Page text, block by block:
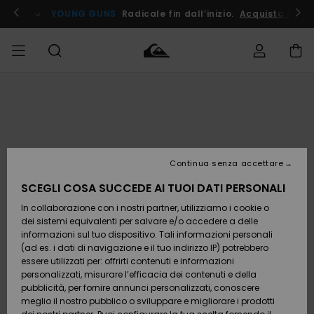
informazioni
prodotto
! YOUNG GUNS Radicale fin dall’inizio. Acquista Ora
Accessori
Calzature
e
infradito
Surf /
Acqua
Accessori
Calzature
e
infradito
Surf /
Acqua
Nuovi
Da
Scoprire
Snow
SURF
Highlights
Comunità
SNOW
Shop
Snow
Shop
Donna
OUTLET
Outlet
Donna
Pagamento
Buono regalo
Quiksilver
Freedom
SCEGLI COSA SUCCEDE AI TUOI DATI PERSONALI
In collaborazione con i nostri partner, utilizziamo i cookie o
dei sistemi equivalenti per salvare e/o accedere a delle
informazioni sul tuo dispositivo. Tali informazioni personali
(ad es. i dati di navigazione e il tuo indirizzo IP) potrebbero
essere utilizzati per: offrirti contenuti e informazioni
personalizzati, misurare l’efficacia dei contenuti e della
pubblicità, per fornire annunci personalizzati, conoscere
meglio il nostro pubblico o sviluppare e migliorare i prodotti
Continua senza accettare